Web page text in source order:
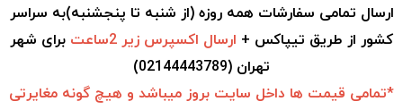
ارسال تمامی سفارشات همه روزه (از شنبه تا پنجشنبه)به سراسر
کشور از طریق تیپاکس + ارسال اکسپرس زیر 2ساعت
برای شهر
تهران (02144443789)
*تمامی قیمت ها داخل سایت بروز میباشد و هیچ گونه مغایرتی